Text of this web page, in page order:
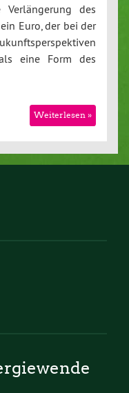
des
Euro, der bei der
eine Form des
Weiterlesen »